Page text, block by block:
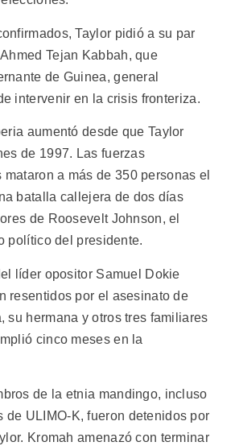
Taylor pidió a su par
Tejan Kabbah, que
de Guinea, general
intervenir en la crisis fronteriza.
aumentó desde que Taylor
de 1997. Las fuerzas
a más de 350 personas el
batalla callejera de dos días
de Roosevelt Johnson, el
político del presidente.
líder opositor Samuel Dokie
resentidos por el asesinato de
su hermana y otros tres familiares
cinco meses en la
de la etnia mandingo, incluso
de ULIMO-K, fueron detenidos por
Kromah amenazó con terminar